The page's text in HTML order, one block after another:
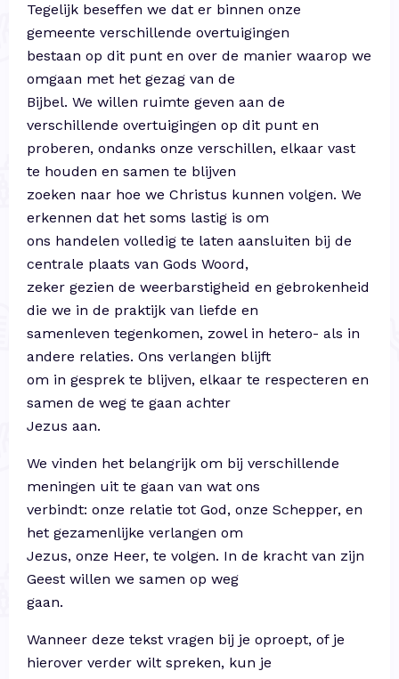
Tegelijk beseffen we dat er binnen onze
gemeente verschillende overtuigingen
bestaan op dit punt en over de manier waarop we
omgaan met het gezag van de
Bijbel. We willen ruimte geven aan de
verschillende overtuigingen op dit punt en
proberen, ondanks onze verschillen, elkaar vast
te houden en samen te blijven
zoeken naar hoe we Christus kunnen volgen. We
erkennen dat het soms lastig is om
ons handelen volledig te laten aansluiten bij de
centrale plaats van Gods Woord,
zeker gezien de weerbarstigheid en gebrokenheid
die we in de praktijk van liefde en
samenleven tegenkomen, zowel in hetero- als in
andere relaties. Ons verlangen blijft
om in gesprek te blijven, elkaar te respecteren en
samen de weg te gaan achter
Jezus aan.
We vinden het belangrijk om bij verschillende
meningen uit te gaan van wat ons
verbindt: onze relatie tot God, onze Schepper, en
het gezamenlijke verlangen om
Jezus, onze Heer, te volgen. In de kracht van zijn
Geest willen we samen op weg
gaan.
Wanneer deze tekst vragen bij je oproept, of je
hierover verder wilt spreken, kun je